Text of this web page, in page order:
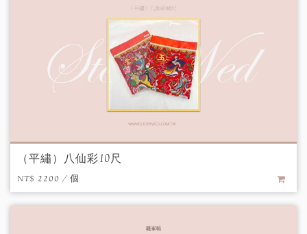
（平繡）八仙彩10尺
NT$ 2200 / 個